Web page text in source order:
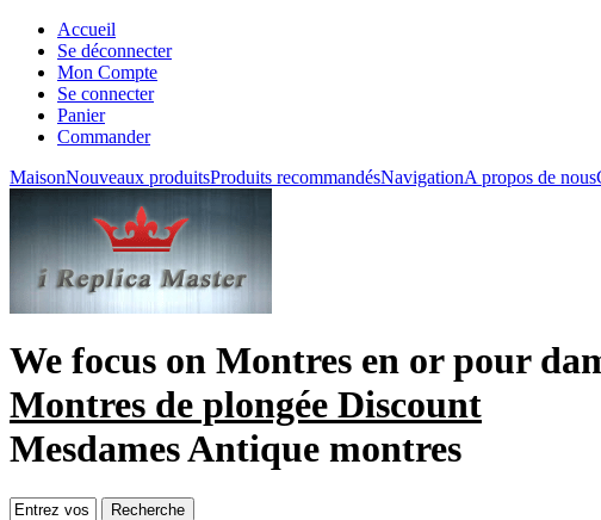
Accueil
Se déconnecter
Mon Compte
Se connecter
Panier
Commander
MaisonNouveaux produitsProduits recommandésNavigationA propos de nous
We focus on Montres en or pour
Montres de plongée Discount
Mesdames Antique montres